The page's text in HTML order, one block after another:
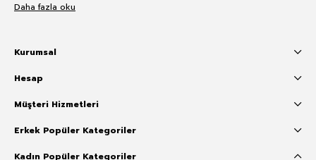
Daha fazla oku
Kurumsal
Hesap
Müşteri Hizmetleri
Erkek Popüler Kategoriler
Kadın Popüler Kategoriler